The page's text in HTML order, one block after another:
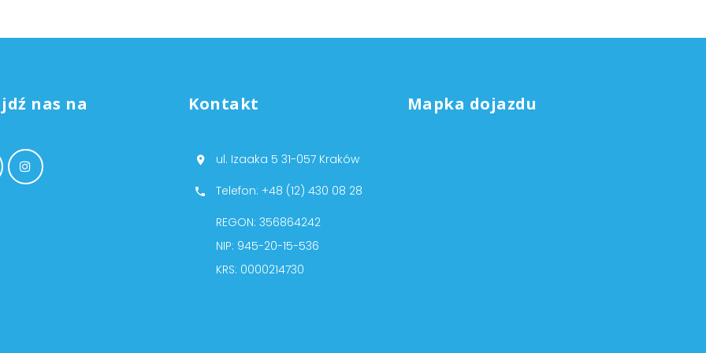
nas na Kontakt
ul. Izaaka 5 31-057 Kraków
Telefon: +48 (12) 430 08 28
REGON: 356864242
NIP: 945-20-15-536
KRS: 0000214730
Mapka dojazdu